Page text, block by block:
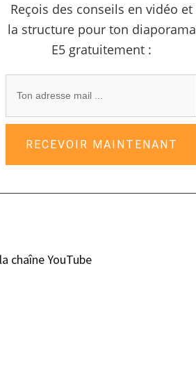
Reçois des conseils en vidéo et
la structure pour ton diaporama
E5 gratuitement :
RECEVOIR MAINTENANT
chaîne YouTube